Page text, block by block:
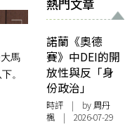
馬
。
熱門文章
諾蘭《奧德
賽》中DEI的開
放性與反「身
份政治」
時評 | by周丹
楓 | 2026-07-29